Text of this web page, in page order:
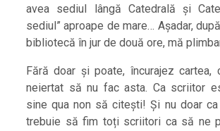
avea sediul lângă Catedrală și
sediul” aproape de mare… Așadar,
bibliotecă în jur de două ore, mă
Fără doar și poate, încurajez
neiertat să nu fac asta. Ca scriitor
sine qua non să citești! Și nu doar
trebuie să fim toți scriitori ca să ne